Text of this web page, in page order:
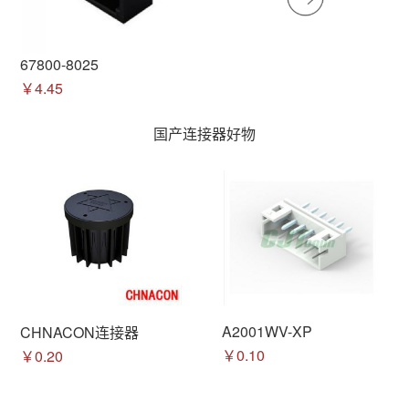
67800-8025
￥4.45
国产连接器好物
CHNACON连接器
￥0.20
A2001WV-XP
￥0.10